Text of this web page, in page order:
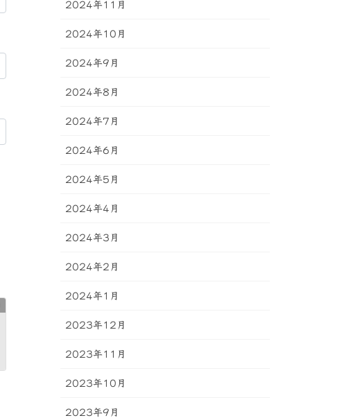
2024年11月
2024年10月
2024年9月
2024年8月
2024年7月
2024年6月
2024年5月
2024年4月
2024年3月
2024年2月
2024年1月
2023年12月
2023年11月
2023年10月
2023年9月